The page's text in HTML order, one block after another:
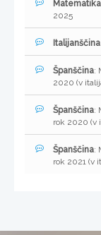
Matematika
2025
Italijanščina
Španščina:
2020 (v
Španščina:
rok 2020 (v
Španščina:
rok 2021 (v